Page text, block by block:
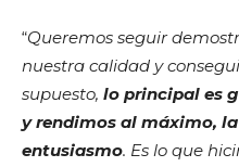
“Queremos seguir
nuestra calidad y
supuesto, lo principal es
y rendimos al máximo,
entusiasmo. Es lo que